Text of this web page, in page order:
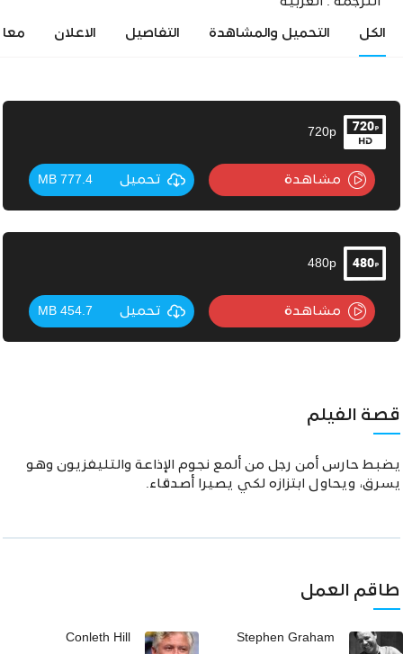
الكل التحميل والمشاهدة التفاصيل الاعلان
720p
مشاهدة تحميل 777.4 MB
480p
مشاهدة تحميل 454.7 MB
قصة الفيلم
يضبط حارس أمن رجل من ألمع نجوم اﻹذاعة والتليفزيون وهو
يسرق، ويحاول ابتزازه لكي يصيرا أصدقاء.
طاقم العمل
Stephen Graham
Conleth Hill